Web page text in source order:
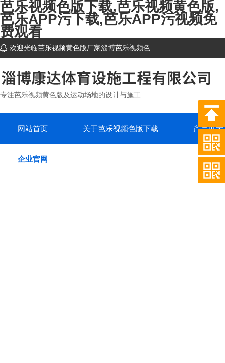
芭乐视频色版下载,芭乐视频黄色版,
芭乐APP污下载,芭乐APP污视频免
费观看
欢迎光临芭乐视频黄色版厂家淄博芭乐视频色
专注芭乐视频黄色版及运动场地的设计与施工
网站首页 关于芭乐视频色版下载 产品展示
企业官网